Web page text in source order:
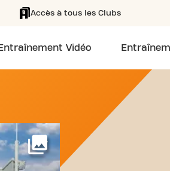
Accès à tous les Clubs
Vidéo
Voir plus